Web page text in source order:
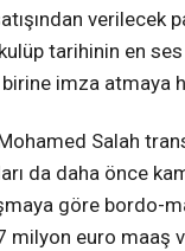
verilecek
tarihinin en
imza atmaya
Salah
da daha önce
göre bordo-
milyon euro maaş